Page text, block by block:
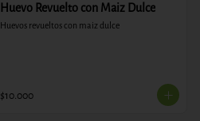
Huevo Revuelto con Maiz Dulce
Huevos revueltos con maiz dulce
$10.000